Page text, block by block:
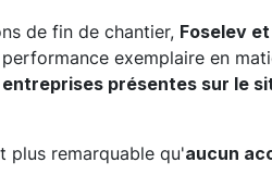
de fin de chantier, Foselev
exemplaire en
présentes sur le
plus remarquable qu'aucun